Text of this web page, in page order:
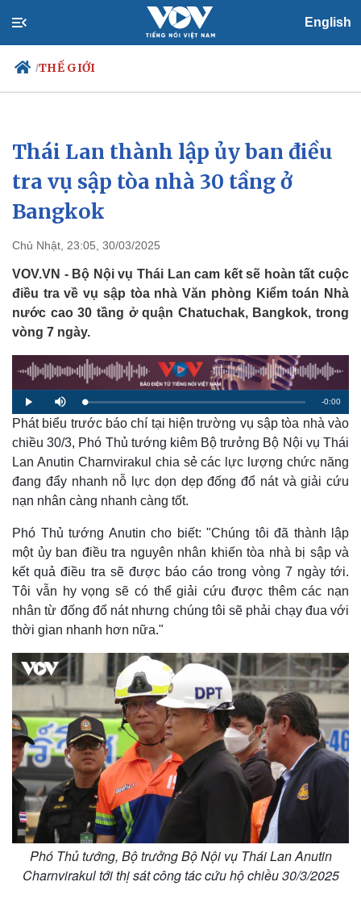
English
/THẾ GIỚI
Chính trị
Tổ chức nhân sự
Quốc hội
Nhận diện sự thật
Xã hội
Tin 24h
Dự báo thời tiết
Thái Lan thành lập ủy ban điều
tra vụ sập tòa nhà 30 tầng ở
Bangkok
Chủ Nhật, 23:05, 30/03/2025
VOV.VN - Bộ Nội vụ Thái Lan cam kết sẽ hoàn tất cuộc
điều tra về vụ sập tòa nhà Văn phòng Kiểm toán Nhà
nước cao 30 tầng ở quận Chatuchak, Bangkok, trong
vòng 7 ngày.
P
l
a
y
M
u
t
e
L
o
a
d
e
d
0
%
R
e
i
n
m
e
-0:00
Phát biểu trước báo chí tại hiện trường vụ sập tòa nhà vào
chiều 30/3, Phó Thủ tướng kiêm Bộ trưởng Bộ Nội vụ Thái
Lan Anutin Charnvirakul chia sẻ các lực lượng chức năng
đang đẩy nhanh nỗ lực dọn dẹp đống đổ nát và giải cứu
nạn nhân càng nhanh càng tốt.
Phó Thủ tướng Anutin cho biết: "Chúng tôi đã thành lập
một ủy ban điều tra nguyên nhân khiến tòa nhà bị sập và
kết quả điều tra sẽ được báo cáo trong vòng 7 ngày tới.
Tôi vẫn hy vọng sẽ có thể giải cứu được thêm các nạn
nhân từ đống đổ nát nhưng chúng tôi sẽ phải chạy đua với
thời gian nhanh hơn nữa."
Phó Thủ tướng, Bộ trưởng Bộ Nội vụ Thái Lan Anutin
Charnvirakul tới thị sát công tác cứu hộ chiều 30/3/2025